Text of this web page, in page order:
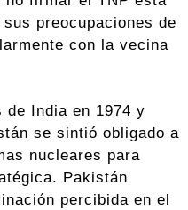
preocupaciones de
con la vecina
de India en 1974 y
se sintió obligado a
nucleares para
Pakistán
percibida en el